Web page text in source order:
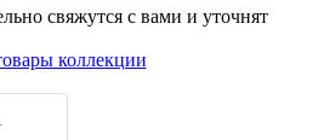
свяжутся с вами и уточнят
коллекции